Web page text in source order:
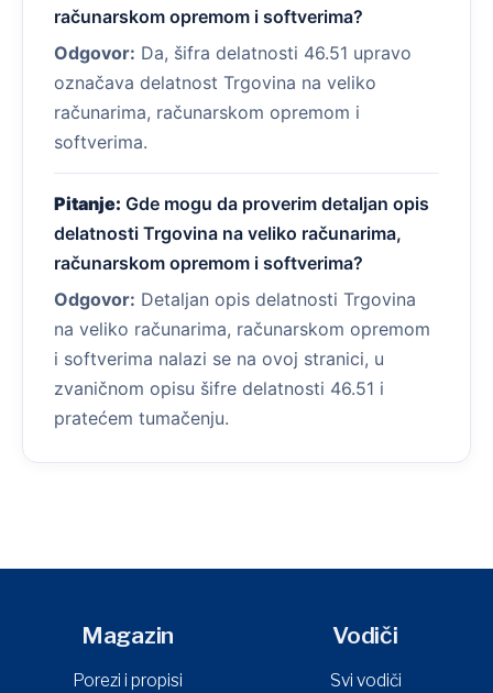
računarskom opremom i softverima?
Odgovor: Da, šifra delatnosti 46.51 upravo
označava delatnost Trgovina na veliko
računarima, računarskom opremom i
softverima.
Pitanje: Gde mogu da proverim detaljan opis
delatnosti Trgovina na veliko računarima,
računarskom opremom i softverima?
Odgovor: Detaljan opis delatnosti Trgovina
na veliko računarima, računarskom opremom
i softverima nalazi se na ovoj stranici, u
zvaničnom opisu šifre delatnosti 46.51 i
pratećem tumačenju.
Magazin
Porezi i propisi
Vodiči
Svi vodiči